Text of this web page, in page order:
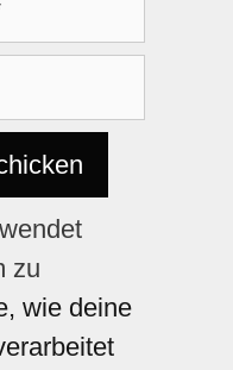
zu
wie deine